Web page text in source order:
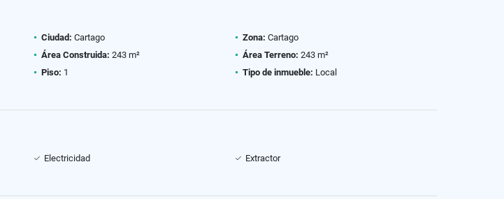
Ciudad: Cartago Zona: Cartago
Área Construida: 243 m² Área Terreno: 243 m²
Piso: 1 Tipo de inmueble: Local
Electricidad
Extractor